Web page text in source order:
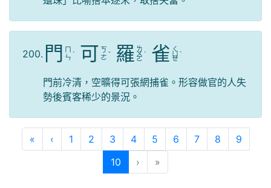
200. 門
ㄇ
ㄣ ˊ 可 ㄎ
ㄜ ˇ 羅 ㄌ
ㄨ
ㄛ
ˊ 雀 ㄑ
ㄩ
ㄝ
ˋ
門前冷清，空曠得可張網捕雀。形容做官的人失
勢後賓客稀少的景況。
« 第一頁
‹上一頁
1 2 3 4 5 6 7 8
9
10(目前頁次)
› »